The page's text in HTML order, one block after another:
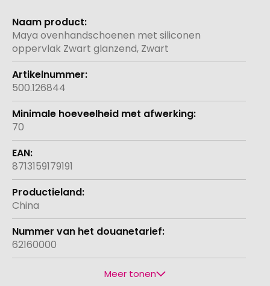
Meer
informatie
Maya ovenhandschoenen met siliconen
oppervlak Zwart glanzend, Zwart
500.126844
70
8713159179191
China
62160000
Meer tonen